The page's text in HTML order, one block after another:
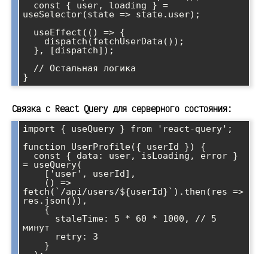
useSelector(state => state.user);
}
Связка с React Query для серверного состояния:
import { useQuery } from 'react-query';
function UserProfile({ userId }) {
= useQuery(
fetch(`/api/users/${userId}`).then(res =>
res.json()),
минут